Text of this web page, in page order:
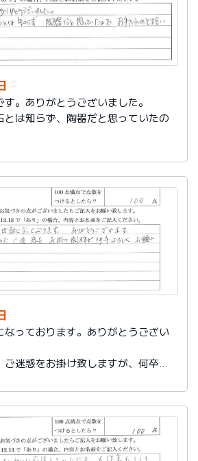
。ありがとうございました。
とは知らず、陶器だと思っていたの
なっております。ありがとうござい
迷惑をお掛け致しますが、何卒よ